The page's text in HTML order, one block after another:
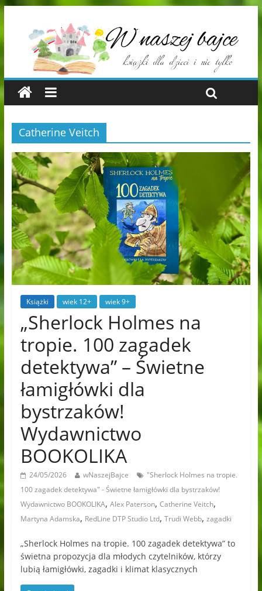
Catherine Veitch
Książki wiek 12+ wiek 9+
„Sherlock Holmes na
tropie. 100 zagadek
detektywa” – Świetne
łamigłówki dla
bystrzaków!
Wydawnictwo
BOOKOLIKA
24/05/2026 wNaszejBajce
"Sherlock Holmes na tropie.
100 zagadek detektywa" - Świetne łamigłówki dla bystrzaków!
Wydawnictwo BOOKOLIKA, Alex Paterson, Catherine Veitch,
Martyna Adamska, RedLine DTP Studio Ltd, Trudi Webb, zagadki
„Sherlock Holmes na tropie. 100 zagadek detektywa” to
świetna propozycja dla młodych czytelników, którzy
lubią łamigłówki, zagadki i klimat klasycznych